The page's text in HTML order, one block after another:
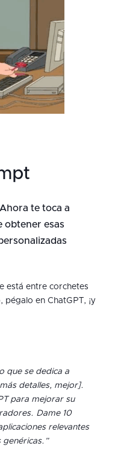
te toca a
obtener esas
está entre corchetes
en ChatGPT, ¡y
que se dedica a
detalles, mejor].
para mejorar su
Dame 10
relevantes
genéricas.”